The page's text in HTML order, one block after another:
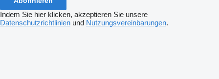
Indem Sie hier klicken, akzeptieren Sie unsere
Datenschutzrichtlinien und Nutzungsvereinbarungen.